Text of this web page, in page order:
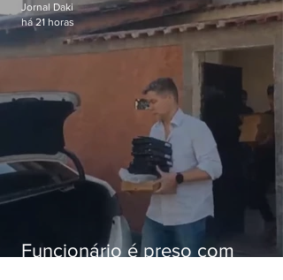
Funcionário é preso com
Jornal Daki
há 21 horas